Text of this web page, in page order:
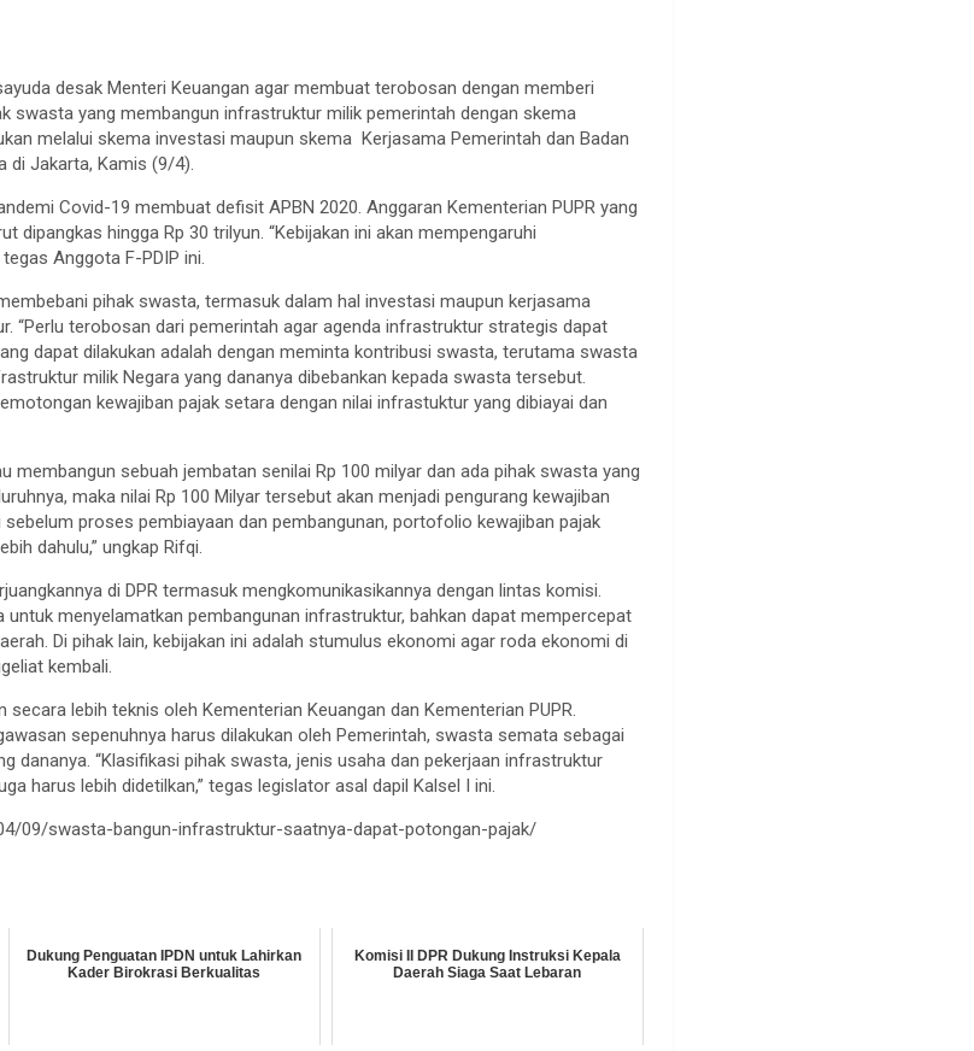
desak Menteri Keuangan agar membuat terobosan dengan memberi
swasta yang membangun infrastruktur milik pemerintah dengan skema
melalui skema investasi maupun skema Kerjasama Pemerintah dan Badan
di Jakarta, Kamis (9/4).
Covid-19 membuat defisit APBN 2020. Anggaran Kementerian PUPR yang
dipangkas hingga Rp 30 trilyun. “Kebijakan ini akan mempengaruhi
Anggota F-PDIP ini.
pihak swasta, termasuk dalam hal investasi maupun kerjasama
“Perlu terobosan dari pemerintah agar agenda infrastruktur strategis dapat
dapat dilakukan adalah dengan meminta kontribusi swasta, terutama swasta
milik Negara yang dananya dibebankan kepada swasta tersebut.
kewajiban pajak setara dengan nilai infrastuktur yang dibiayai dan
membangun sebuah jembatan senilai Rp 100 milyar dan ada pihak swasta yang
maka nilai Rp 100 Milyar tersebut akan menjadi pengurang kewajiban
sebelum proses pembiayaan dan pembangunan, portofolio kewajiban pajak
dahulu,” ungkap Rifqi.
di DPR termasuk mengkomunikasikannya dengan lintas komisi.
untuk menyelamatkan pembangunan infrastruktur, bahkan dapat mempercepat
Di pihak lain, kebijakan ini adalah stumulus ekonomi agar roda ekonomi di
kembali.
secara lebih teknis oleh Kementerian Keuangan dan Kementerian PUPR.
sepenuhnya harus dilakukan oleh Pemerintah, swasta semata sebagai
dananya. “Klasifikasi pihak swasta, jenis usaha dan pekerjaan infrastruktur
harus lebih didetilkan,” tegas legislator asal dapil Kalsel I ini.
09/swasta-bangun-infrastruktur-saatnya-dapat-potongan-pajak/
Dukung Penguatan IPDN untuk Lahirkan
Kader Birokrasi Berkualitas
Komisi II DPR Dukung Instruksi Kepala
Daerah Siaga Saat Lebaran